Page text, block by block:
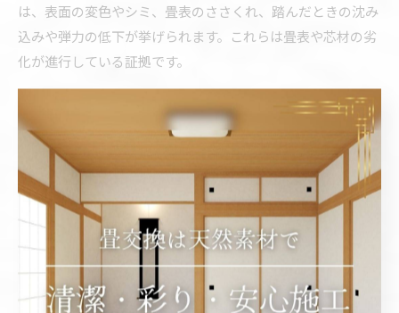
は、表面の変色やシミ、畳表のささくれ、踏んだときの沈み
込みや弾力の低下が挙げられます。これらは畳表や芯材の劣
化が進行している証拠です。
さらに、カビやダニが発生していたり、畳から異臭がしたり
する場合も、畳替えを検討する重要なサインとなります。特
に新潟県のように湿度が高い地域では、カビやダニによる健
康リスクが高まるため、早めの対応が求められます。これら
の劣化サインを見逃さず、適切なタイミングで畳替えを行う
ことが大切です。
畳替えに最適な交換時期の見分け方
畳替えに最適な時期を見極めるには、季節や部屋の使用状況